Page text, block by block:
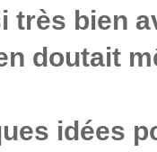
très bien
doutait
idées